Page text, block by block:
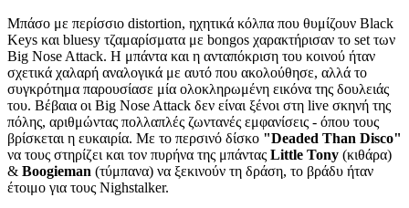
Μπάσο με περίσσιο distortion, ηχητικά κόλπα που θυμίζουν Black
Keys και bluesy τζαμαρίσματα με bongos χαρακτήρισαν το set των
Big Nose Attack. Η μπάντα και η ανταπόκριση του κοινού ήταν
σχετικά χαλαρή αναλογικά με αυτό που ακολούθησε, αλλά το
συγκρότημα παρουσίασε μία ολοκληρωμένη εικόνα της δουλειάς
του. Βέβαια οι Big Nose Attack δεν είναι ξένοι στη live σκηνή της
πόλης, αριθμώντας πολλαπλές ζωντανές εμφανίσεις - όπου τους
βρίσκεται η ευκαιρία. Με το περσινό δίσκο "Deaded Than Disco"
να τους στηρίζει και τον πυρήνα της μπάντας Little Tony (κιθάρα)
& Boogieman (τύμπανα) να ξεκινούν τη δράση, το βράδυ ήταν
έτοιμο για τους Nighstalker.